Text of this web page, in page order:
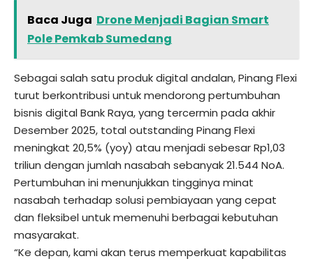
Baca Juga Drone Menjadi Bagian Smart
Pole Pemkab Sumedang
Sebagai salah satu produk digital andalan, Pinang Flexi
turut berkontribusi untuk mendorong pertumbuhan
bisnis digital Bank Raya, yang tercermin pada akhir
Desember 2025, total outstanding Pinang Flexi
meningkat 20,5% (yoy) atau menjadi sebesar Rp1,03
triliun dengan jumlah nasabah sebanyak 21.544 NoA.
Pertumbuhan ini menunjukkan tingginya minat
nasabah terhadap solusi pembiayaan yang cepat
dan fleksibel untuk memenuhi berbagai kebutuhan
masyarakat.
“Ke depan, kami akan terus memperkuat kapabilitas